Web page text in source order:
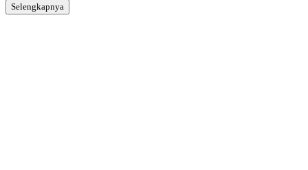
Selengkapnya